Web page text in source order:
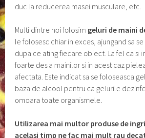
duc la reducerea masei musculare, etc.
Multi dintre noi folosim geluri de maini
le folosesc chiar in exces, ajungand sa
dupa ce ating fiecare obiect. La fel ca si
foarte des a mainilor si in acest caz
afectata. Este indicat sa se foloseasca
baza de alcool pentru ca gelurile
omoara toate organismele.
Utilizarea mai multor produse de
acelasi timp ne fac mai mult rau